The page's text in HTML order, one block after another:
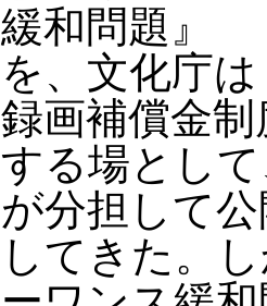
緩和問題』
を、文化庁
録画補償金
する場とし
が分担して
してきた。